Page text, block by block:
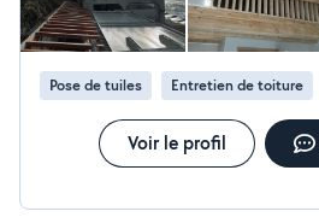
Pose de tuiles Entretien de toiture
Voir le profil